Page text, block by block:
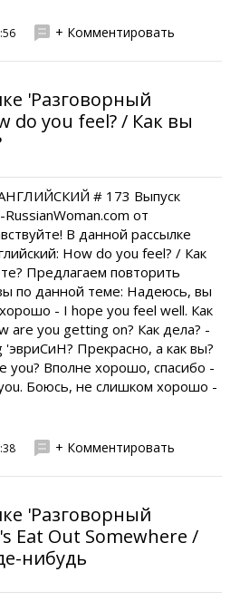
+ Комментировать
'Разговорный
do you feel? / Как вы
# 173 Выпуск
от
В данной рассылке
How do you feel? / Как
Предлагаем повторить
по данной теме: Надеюсь, вы
- I hope you feel well. Как
are you getting on? Как дела? -
Прекрасно, а как вы?
you? Вполне хорошо, спасибо -
Боюсь, не слишком хорошо -
+ Комментировать
'Разговорный
Еat Оut Somewhere /
нибудь